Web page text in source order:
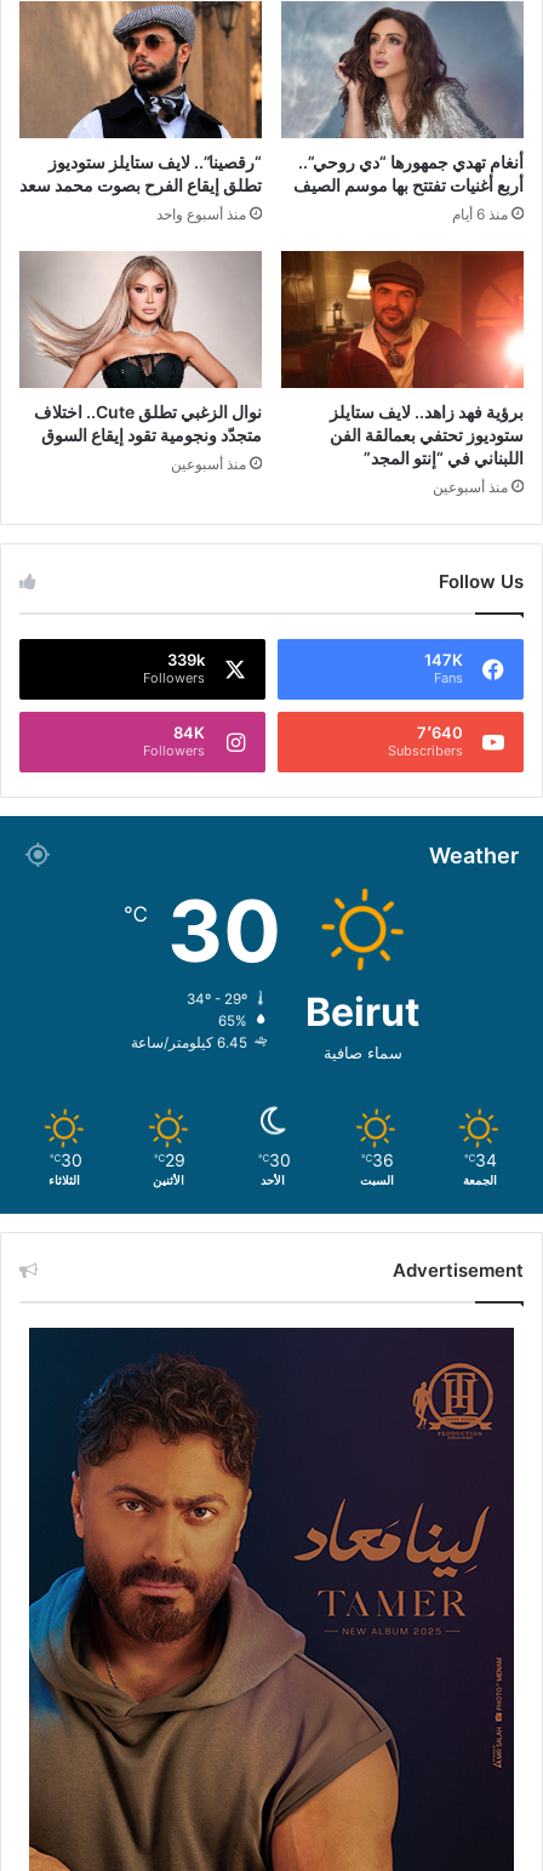
أنغام تهدي جمهورها “دي روحي”..
أربع أغنيات تفتتح بها موسم الصيف
منذ 6 أيام
“رقصينا”.. لايف ستايلز ستوديوز
تطلق إيقاع الفرح بصوت محمد سعد
منذ أسبوع واحد
برؤية فهد زاهد.. لايف ستايلز
ستوديوز تحتفي بعمالقة الفن
اللبناني في “إنتو المجد”
منذ أسبوعين
نوال الزغبي تطلق Cute.. اختلاف
متجدّد ونجومية تقود إيقاع السوق
منذ أسبوعين
Follow Us
147K
Fans
339k
Followers
7٬640
Subscribers
84K
Followers
Weather
Beirut
سماء صافية
30
℃
65%
6.45 كيلومتر/ساعة
34
℃
الجمعة
36
℃
السبت
30
℃
الأحد
29
℃
الأثنين
30
℃
الثلاثاء
Advertisement